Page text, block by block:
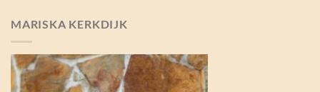
MARISKA KERKDIJK